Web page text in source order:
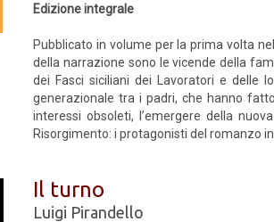
Edizione integrale
Pubblicato in volume per la prima volta
della narrazione sono le vicende della
dei Fasci siciliani dei Lavoratori e delle
generazionale tra i padri, che hanno
interessi obsoleti, l’emergere della
Risorgimento: i protagonisti del romanzo
Il turno
Luigi Pirandello